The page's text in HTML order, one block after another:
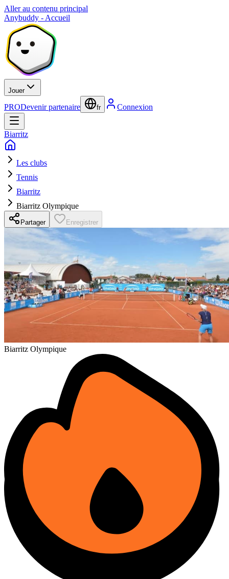
Aller au contenu principal
Anybuddy - Accueil
Jouer
PRODevenir partenaire fr Connexion
Biarritz
Les clubs
Tennis
Biarritz
Biarritz Olympique
Partager Enregistrer
Biarritz Olympique